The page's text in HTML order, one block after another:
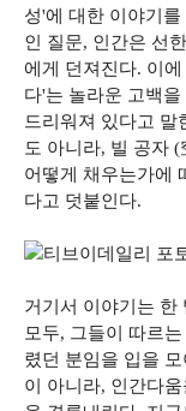
성'에 대한 이야기
인 질문, 인간은 선
에게 던져진다. 이
다'는 놀라운 고백
드리워져 있다고 말
도 아니라, 빌 공자
어떻게 채우는가에
다고 덧붙인다.
거기서 이야기는 한
모두, 그들이 따르
렸던 분임을 입을
이 아니라, 인간다